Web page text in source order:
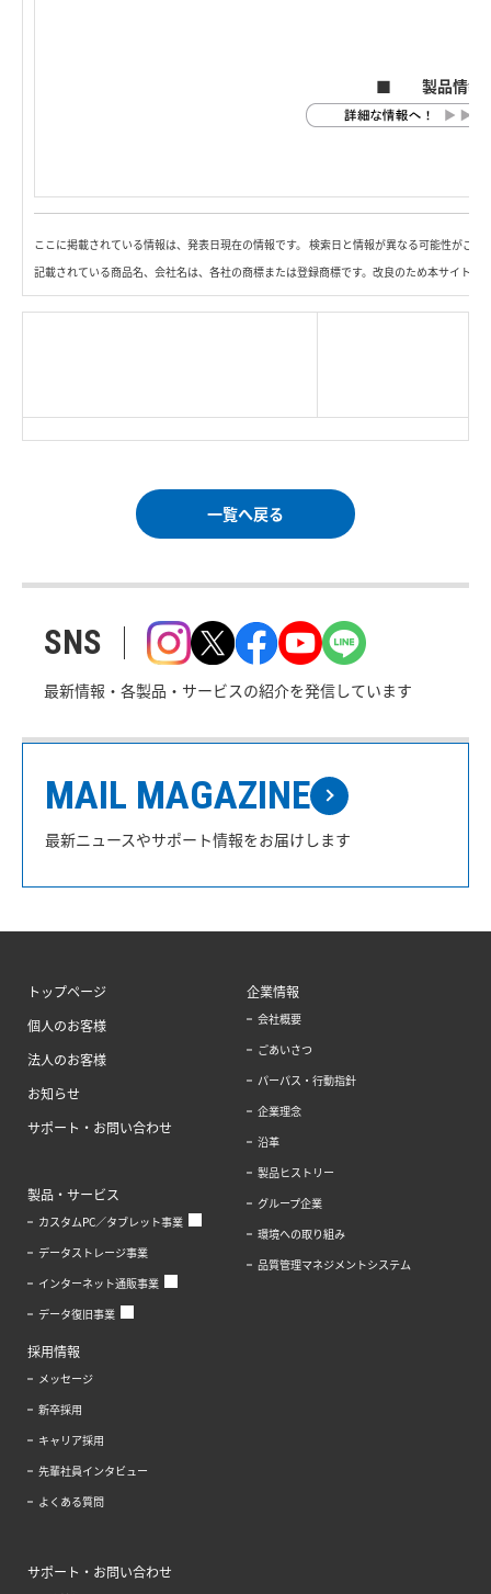
■ 製品情
ここに掲載されている情報は、発表日現在の情報です。 検索日と情報が異なる可能性がご
記載されている商品名、会社名は、各社の商標または登録商標です。改良のため本サイト内
一覧へ戻る
SNS
最新情報・各製品・サービスの紹介を発信しています
MAIL MAGAZINE
最新ニュースやサポート情報をお届けします
トップページ
個人のお客様
法人のお客様
お知らせ
サポート・お問い合わせ
製品・サービス
カスタムPC／タブレット事業
データストレージ事業
インターネット通販事業
データ復旧事業
企業情報
会社概要
ごあいさつ
パーパス・行動指針
企業理念
沿革
製品ヒストリー
グループ企業
環境への取り組み
品質管理マネジメントシステム
採用情報
メッセージ
新卒採用
キャリア採用
先輩社員インタビュー
よくある質問
サポート・お問い合わせ